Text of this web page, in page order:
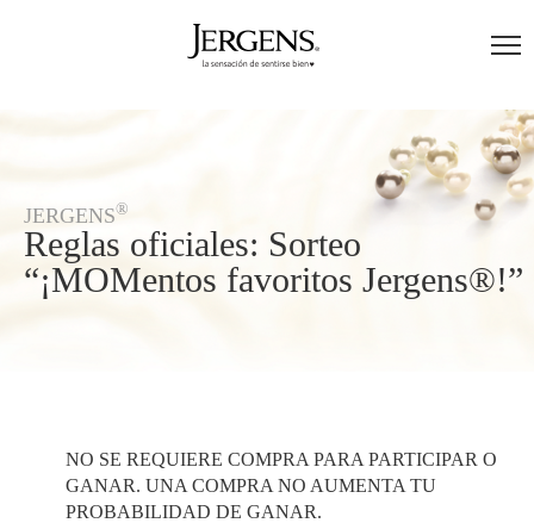
JERGENS®
Reglas oficiales: Sorteo
“¡MOMentos favoritos Jergens®!”
NO SE REQUIERE COMPRA PARA PARTICIPAR O
GANAR. UNA COMPRA NO AUMENTA TU
PROBABILIDAD DE GANAR.